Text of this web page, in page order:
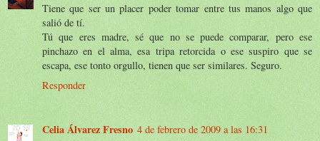
Tiene que ser un placer poder tomar entre tus manos algo que
salió de tí.
Tú que eres madre, sé que no se puede comparar, pero ese
pinchazo en el alma, esa tripa retorcida o ese suspiro que se
escapa, ese tonto orgullo, tienen que ser similares. Seguro.
Responder
Celia Álvarez Fresno 4 de febrero de 2009 a las 16:31